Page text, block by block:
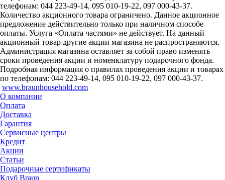
телефонам: 044 223-49-14, 095 010-19-22, 097 000-43-37.
Количество акционного товара ограничено. Данное акционное
предложение действительно только при наличном способе
оплаты. Услуга «Оплата частями» не действует. На данный
акционный товар другие акции магазина не распространяются.
Администрация магазина оставляет за собой право изменять
сроки проведения акции и номенклатуру подарочного фонда.
Подробная информация о правилах проведения акции и товарах
по телефонам: 044 223-49-14, 095 010-19-22, 097 000-43-37.
www.braunhousehold.com
О компании
Оплата
Доставка
Гарантия
Сервисные центры
Кредит
Акции
Статьи
Подарочные сертификаты
Клуб Braun